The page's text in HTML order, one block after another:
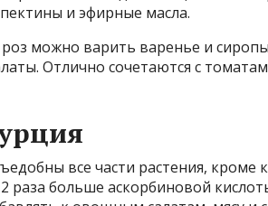
и эфирные масла.
можно варить варенье и
Отлично сочетаются с
все части растения, кроме
раза больше аскорбиновой